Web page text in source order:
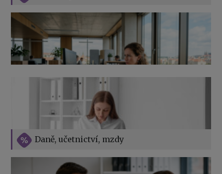
Daně, učetnictví, mzdy
Vše o překážkách v práci na straně zaměstnavatele
Jak na podnikání při rodičovské dovolené
Přehledy pro OSSZ a zdravotní pojišťovny – jak na ně
v roce 2026